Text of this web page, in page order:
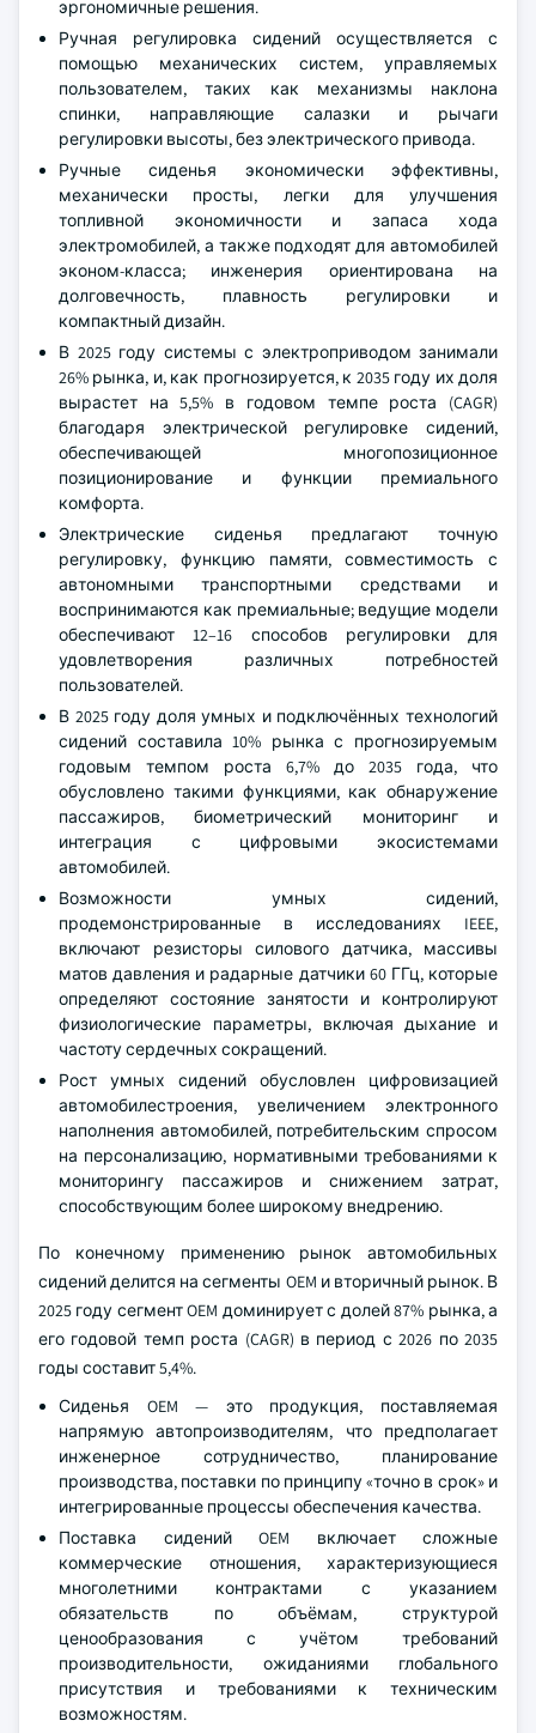
эргономичные решения.
Ручная регулировка сидений осуществляется с
помощью механических систем, управляемых
пользователем, таких как механизмы наклона
спинки, направляющие салазки и рычаги
регулировки высоты, без электрического привода.
Ручные сиденья экономически эффективны,
механически просты, легки для улучшения
топливной экономичности и запаса хода
электромобилей, а также подходят для автомобилей
эконом-класса; инженерия ориентирована на
долговечность, плавность регулировки и
компактный дизайн.
В 2025 году системы с электроприводом занимали
26% рынка, и, как прогнозируется, к 2035 году их доля
вырастет на 5,5% в годовом темпе роста (CAGR)
благодаря электрической регулировке сидений,
обеспечивающей многопозиционное
позиционирование и функции премиального
комфорта.
Электрические сиденья предлагают точную
регулировку, функцию памяти, совместимость с
автономными транспортными средствами и
воспринимаются как премиальные; ведущие модели
обеспечивают 12–16 способов регулировки для
удовлетворения различных потребностей
пользователей.
В 2025 году доля умных и подключённых технологий
сидений составила 10% рынка с прогнозируемым
годовым темпом роста 6,7% до 2035 года, что
обусловлено такими функциями, как обнаружение
пассажиров, биометрический мониторинг и
интеграция с цифровыми экосистемами
автомобилей.
Возможности умных сидений,
продемонстрированные в исследованиях IEEE,
включают резисторы силового датчика, массивы
матов давления и радарные датчики 60 ГГц, которые
определяют состояние занятости и контролируют
физиологические параметры, включая дыхание и
частоту сердечных сокращений.
Рост умных сидений обусловлен цифровизацией
автомобилестроения, увеличением электронного
наполнения автомобилей, потребительским спросом
на персонализацию, нормативными требованиями к
мониторингу пассажиров и снижением затрат,
способствующим более широкому внедрению.
По конечному применению рынок автомобильных
сидений делится на сегменты OEM и вторичный рынок. В
2025 году сегмент OEM доминирует с долей 87% рынка, а
его годовой темп роста (CAGR) в период с 2026 по 2035
годы составит 5,4%.
Сиденья OEM — это продукция, поставляемая
напрямую автопроизводителям, что предполагает
инженерное сотрудничество, планирование
производства, поставки по принципу «точно в срок» и
интегрированные процессы обеспечения качества.
Поставка сидений OEM включает сложные
коммерческие отношения, характеризующиеся
многолетними контрактами с указанием
обязательств по объёмам, структурой
ценообразования с учётом требований
производительности, ожиданиями глобального
присутствия и требованиями к техническим
возможностям.